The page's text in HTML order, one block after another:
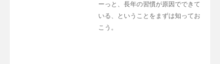
ーっと、長年の習慣が原因でできて
いる、ということをまずは知ってお
こう。